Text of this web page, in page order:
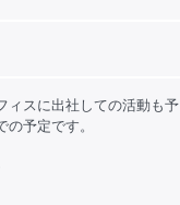
ィスに出社しての活動も予
予定です。